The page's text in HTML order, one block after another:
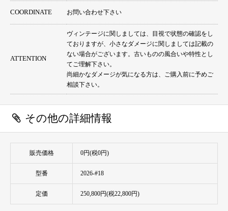
COORDINATE お問い合わせ下さい
ATTENTION
ヴィンテージに関しましては、目視で状態の確認をし
ておりますが、小さなダメージに関しましては記載の
ない場合がございます。古いものの風合いや特性とし
てご理解下さい。
尚細かなダメージが気になる方は、ご購入前に予めご
相談下さい。
その他の詳細情報
販売価格 0円(税0円)
型番 2026-#18
定価 250,800円(税22,800円)